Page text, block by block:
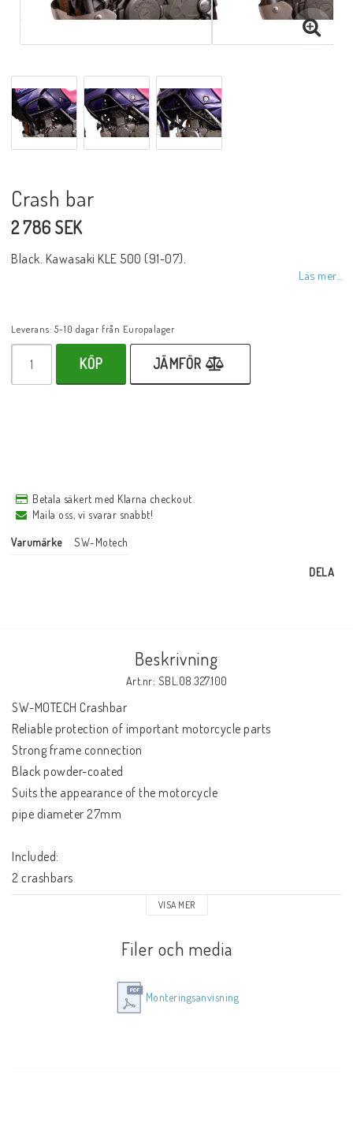
Crash bar
2 786 SEK
Black. Kawasaki KLE 500 (91-07).
Läs mer...
Leverans: 5-10 dagar från Europalager
KÖP JÄMFÖR
Betala säkert med Klarna checkout
Maila oss, vi svarar snabbt!
Varumärke SW-Motech
DELA
Beskrivning
Art.nr: SBL.08.327.100
SW-MOTECH Crashbar
Reliable protection of important motorcycle parts
Strong frame connection
Black powder-coated
Suits the appearance of the motorcycle
pipe diameter 27mm
Included:
2 crashbars
Mounting material
VISA MER
Filer och media
Monteringsanvisning